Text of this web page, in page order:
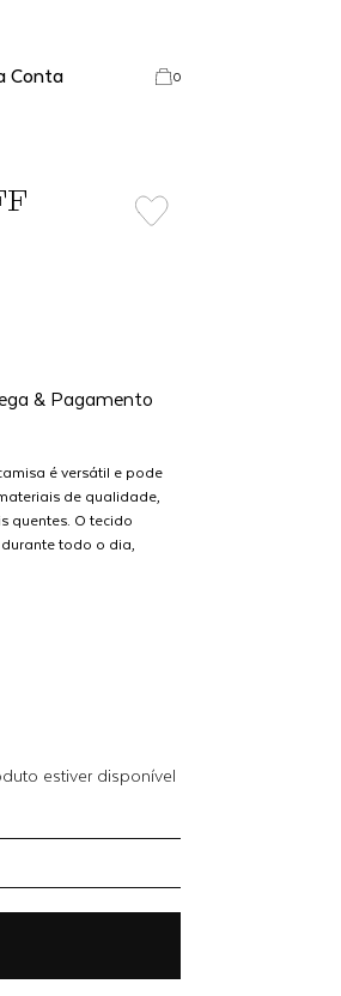
Conta 0
& Pagamento
é versátil e pode
de qualidade,
quentes. O tecido
todo o dia,
ou com jeans,
estiver disponível